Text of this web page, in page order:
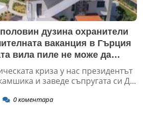
дузина охранители
ваканция в Гърция
вила пиле не може да
криза у нас президентът
и заведе съпругата си Д...
0коментара